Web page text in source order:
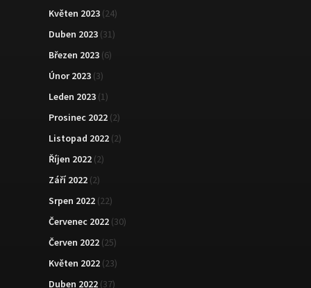
Květen 2023 (24)
Duben 2023 (31)
Březen 2023 (6)
Únor 2023 (3)
Leden 2023 (1)
Prosinec 2022 (2)
Listopad 2022 (2)
Říjen 2022 (2)
Září 2022 (2)
Srpen 2022 (22)
Červenec 2022 (30)
Červen 2022 (25)
Květen 2022 (23)
Duben 2022 (37)